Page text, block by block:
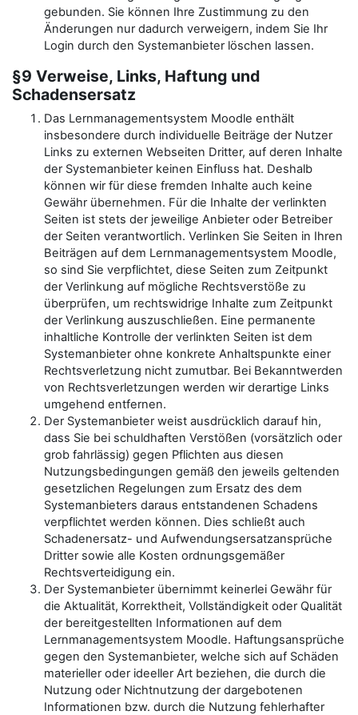
gebunden. Sie können Ihre Zustimmung zu den
Änderungen nur dadurch verweigern, indem Sie Ihr
Login durch den Systemanbieter löschen lassen.
§9 Verweise, Links, Haftung und
Schadensersatz
Das Lernmanagementsystem Moodle enthält
insbesondere durch individuelle Beiträge der Nutzer
Links zu externen Webseiten Dritter, auf deren Inhalte
der Systemanbieter keinen Einfluss hat. Deshalb
können wir für diese fremden Inhalte auch keine
Gewähr übernehmen. Für die Inhalte der verlinkten
Seiten ist stets der jeweilige Anbieter oder Betreiber
der Seiten verantwortlich. Verlinken Sie Seiten in Ihren
Beiträgen auf dem Lernmanagementsystem Moodle,
so sind Sie verpflichtet, diese Seiten zum Zeitpunkt
der Verlinkung auf mögliche Rechtsverstöße zu
überprüfen, um rechtswidrige Inhalte zum Zeitpunkt
der Verlinkung auszuschließen. Eine permanente
inhaltliche Kontrolle der verlinkten Seiten ist dem
Systemanbieter ohne konkrete Anhaltspunkte einer
Rechtsverletzung nicht zumutbar. Bei Bekanntwerden
von Rechtsverletzungen werden wir derartige Links
umgehend entfernen.
Der Systemanbieter weist ausdrücklich darauf hin,
dass Sie bei schuldhaften Verstößen (vorsätzlich oder
grob fahrlässig) gegen Pflichten aus diesen
Nutzungsbedingungen gemäß den jeweils geltenden
gesetzlichen Regelungen zum Ersatz des dem
Systemanbieters daraus entstandenen Schadens
verpflichtet werden können. Dies schließt auch
Schadenersatz- und Aufwendungsersatzansprüche
Dritter sowie alle Kosten ordnungsgemäßer
Rechtsverteidigung ein.
Der Systemanbieter übernimmt keinerlei Gewähr für
die Aktualität, Korrektheit, Vollständigkeit oder Qualität
der bereitgestellten Informationen auf dem
Lernmanagementsystem Moodle. Haftungsansprüche
gegen den Systemanbieter, welche sich auf Schäden
materieller oder ideeller Art beziehen, die durch die
Nutzung oder Nichtnutzung der dargebotenen
Informationen bzw. durch die Nutzung fehlerhafter